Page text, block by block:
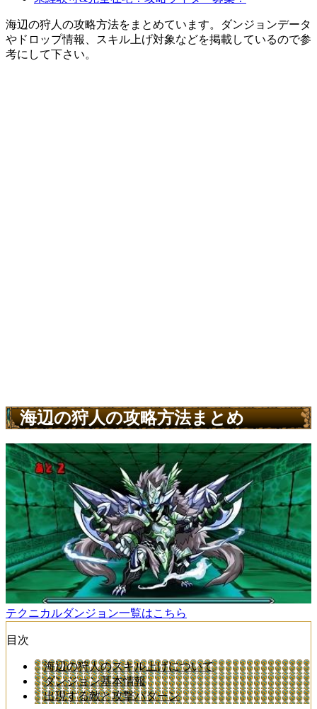
海辺の狩人の攻略方法をまとめています。ダンジョンデータ
やドロップ情報、スキル上げ対象などを掲載しているので参
考にして下さい。
海辺の狩人の攻略方法まとめ
テクニカルダンジョン一覧はこちら
目次
海辺の狩人のスキル上げについて
ダンジョン基本情報
出現する敵と攻撃パターン